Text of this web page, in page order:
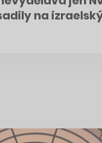
na